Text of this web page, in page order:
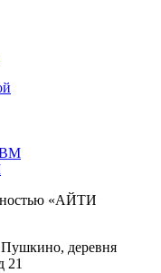
«АЙТИ
Пушкино, деревня
21